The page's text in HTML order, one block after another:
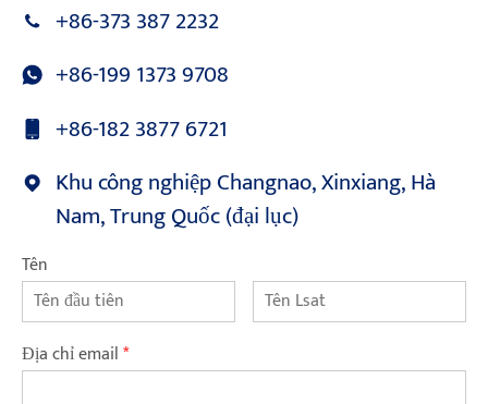
+86-373 387 2232
+86-199 1373 9708
+86-182 3877 6721
Khu công nghiệp Changnao, Xinxiang, Hà
Nam, Trung Quốc (đại lục)
Tên
Địa chỉ email*